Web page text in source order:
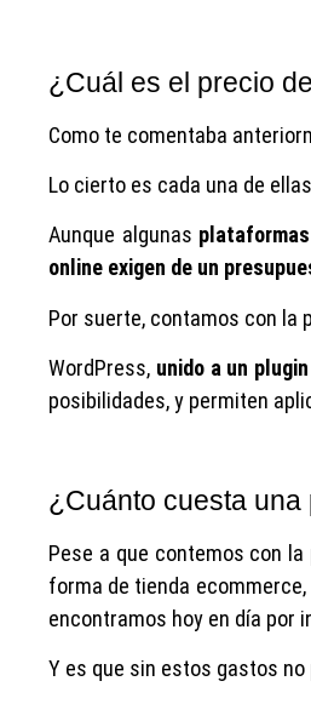
¿Cuál es el precio
Como te comentaba
Lo cierto es cada una de
Aunque algunas
online exigen de un
Por suerte, contamos con la
WordPress, unido a un
posibilidades, y permiten
¿Cuánto cuesta
Pese a que contemos con
forma de tienda ecommerce,
encontramos hoy en día por
Y es que sin estos gastos